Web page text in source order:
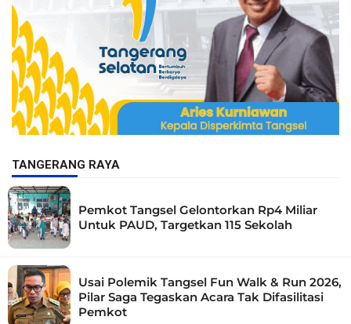
TANGERANG RAYA
Pemkot Tangsel Gelontorkan Rp4 Miliar
Untuk PAUD, Targetkan 115 Sekolah
Usai Polemik Tangsel Fun Walk & Run 2026,
Pilar Saga Tegaskan Acara Tak Difasilitasi
Pemkot